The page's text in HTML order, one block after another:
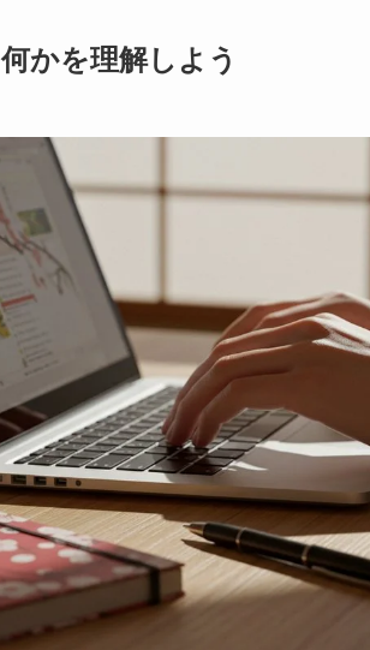
かを理解しよう